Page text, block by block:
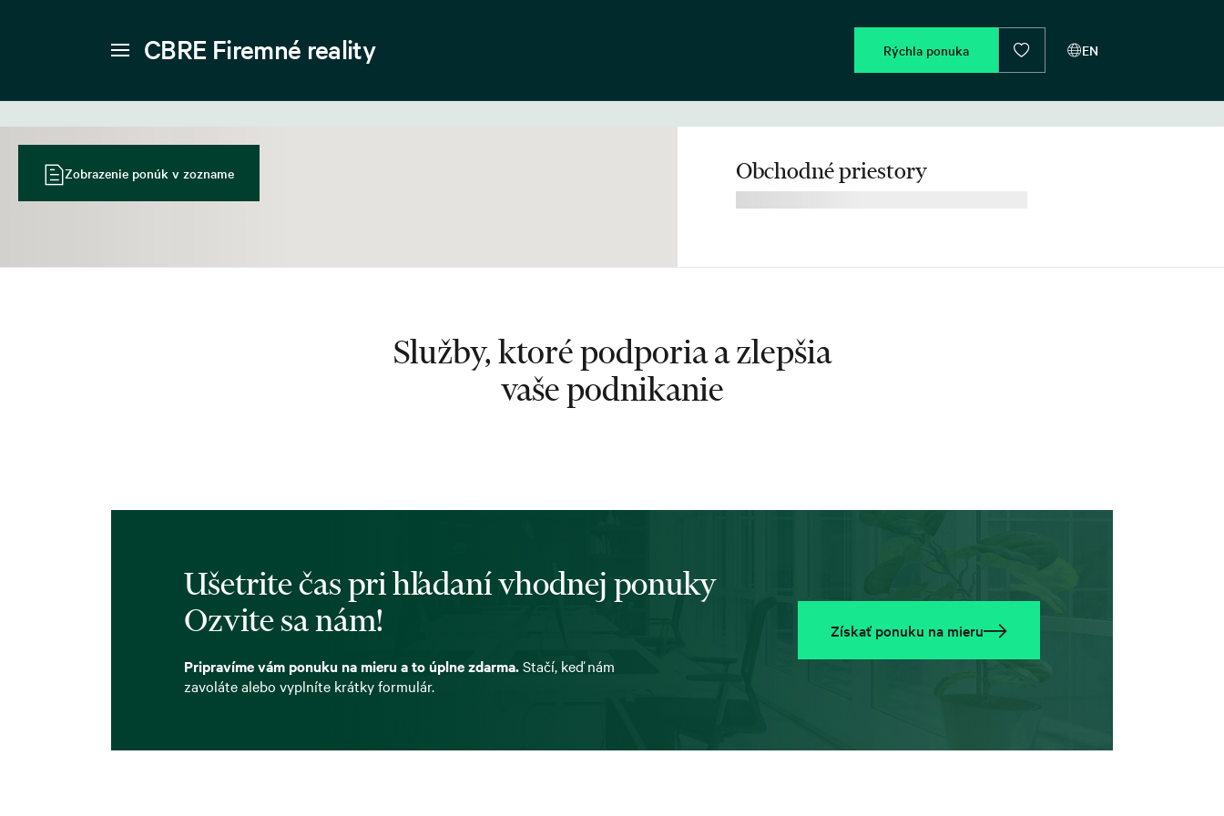
CBRE Firemné reality Rýchla ponuka EN
Zobrazenie ponúk v zozname Obchodné priestory
Služby, ktoré podporia a zlepšia
vaše podnikanie
Ušetrite čas pri hľadaní vhodnej ponuky
Ozvite sa nám!
Pripravíme vám ponuku na mieru a to úplne zdarma.Stačí, keď nám
zavoláte alebo vyplníte krátky formulár.
Získať ponuku na mieru